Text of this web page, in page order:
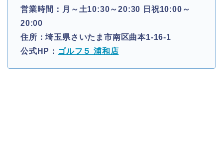
営業時間：月～土10:30～20:30 日祝10:00～
20:00
住所：埼玉県さいたま市南区曲本1-16-1
公式HP： ゴルフ５ 浦和店